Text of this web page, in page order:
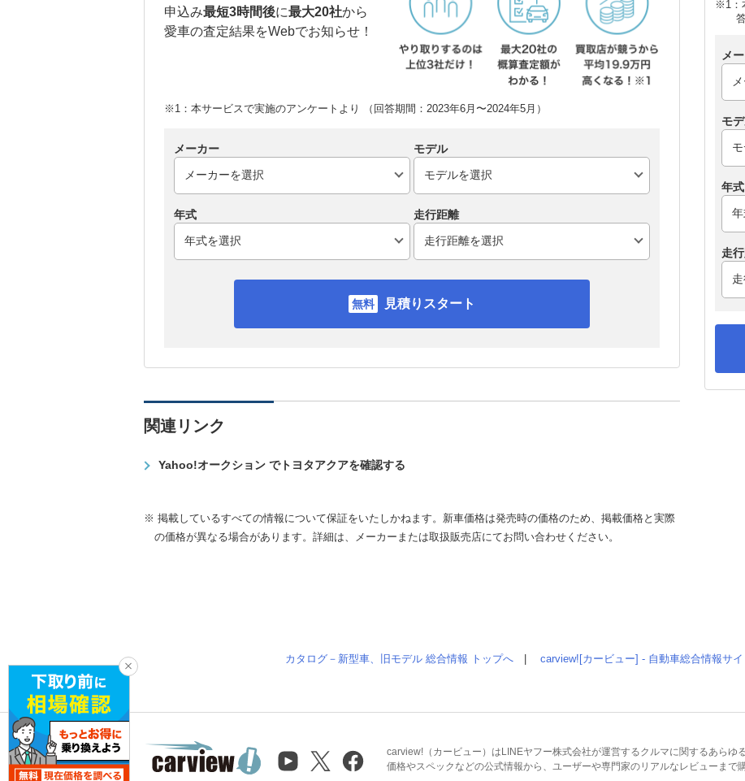
申込み最短3時間後に最大20社から
愛車の査定結果をWebでお知らせ！
※1：本サービスで実施のアンケートより （回答期間：2023年6月〜2024年5月）
メーカー モデル
年式 走行距離
見積りスタート
関連リンク
Yahoo!オークション でトヨタアクアを確認する
※ 掲載しているすべての情報について保証をいたしかねます。新車価格は発売時の価格のため、掲載価格と実際
の価格が異なる場合があります。詳細は、メーカーまたは取扱販売店にてお問い合わせください。
※1：
メ
モ
年式
走
カタログ－新型車、旧モデル 総合情報 トップへ carview![カービュー] - 自動車総合情報サ
carview!（カービュー）はLINEヤフー株式会社が運営するクルマに関するあらゆ
価格やスペックなどの公式情報から、ユーザーや専門家のリアルなレビューまで